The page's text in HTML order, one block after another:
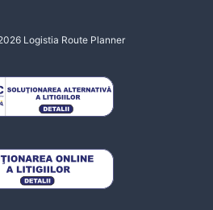
Logistia Route Planner